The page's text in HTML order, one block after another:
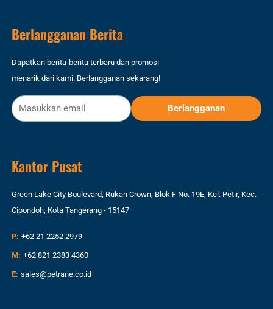
Berlangganan Berita
Dapatkan berita-berita terbaru dan promosi
menarik dari kami. Berlangganan sekarang!
Kantor Pusat
Green Lake City Boulevard, Rukan Crown, Blok F No. 19E, Kel. Petir, Kec.
Cipondoh, Kota Tangerang - 15147
P: +62 21 2252 2979
M: +62 821 2383 4360
E: sales@petrane.co.id